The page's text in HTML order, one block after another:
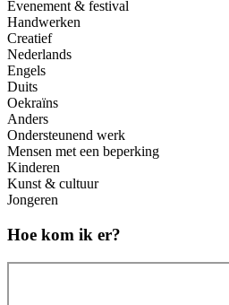
Evenement & festival
Handwerken
Creatief
Nederlands
Engels
Duits
Oekraïns
Anders
Ondersteunend werk
Mensen met een beperking
Kinderen
Kunst & cultuur
Jongeren
Hoe kom ik er?